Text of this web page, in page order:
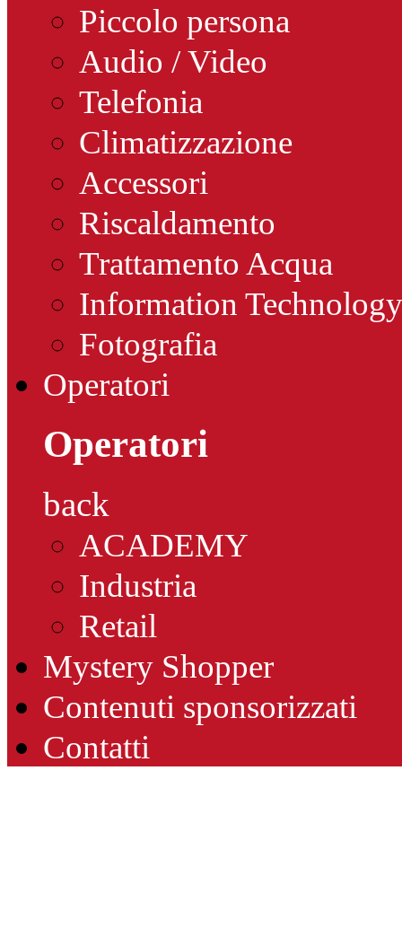
Piccolo persona
Audio / Video
Telefonia
Climatizzazione
Accessori
Riscaldamento
Trattamento Acqua
Information Technology
Fotografia
Operatori
Operatori
back
ACADEMY
Industria
Retail
Mystery Shopper
Contenuti sponsorizzati
Contatti